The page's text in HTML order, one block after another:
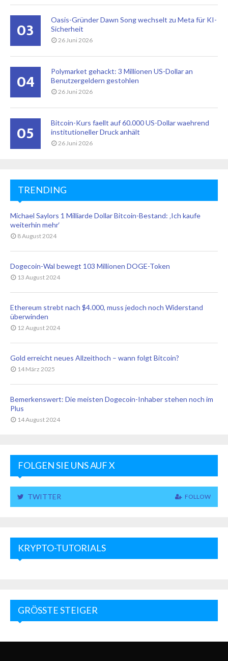
03
Oasis-Gründer Dawn Song wechselt zu Meta für KI-
Sicherheit
26 Juni 2026
04
Polymarket gehackt: 3 Millionen US-Dollar an
Benutzergeldern gestohlen
26 Juni 2026
05
Bitcoin-Kurs faellt auf 60.000 US-Dollar waehrend
institutioneller Druck anhält
26 Juni 2026
TRENDING
Michael Saylors 1 Milliarde Dollar Bitcoin-Bestand: ‚Ich kaufe
weiterhin mehr‘
8 August 2024
Dogecoin-Wal bewegt 103 Millionen DOGE-Token
13 August 2024
Ethereum strebt nach $4.000, muss jedoch noch Widerstand
überwinden
12 August 2024
Gold erreicht neues Allzeithoch – wann folgt Bitcoin?
14 März 2025
Bemerkenswert: Die meisten Dogecoin-Inhaber stehen noch im
Plus
14 August 2024
FOLGEN SIE UNS AUF X
TWITTER FOLLOW
KRYPTO-TUTORIALS
GRÖSSTE STEIGER